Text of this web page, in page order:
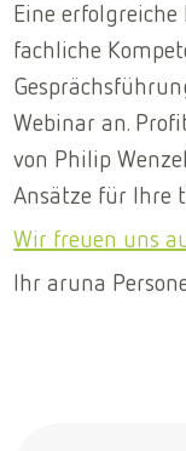
Eine
fachliche
Webinar an.
von Philip
Ansätze für Ihre
Wir freuen uns
Ihr aruna